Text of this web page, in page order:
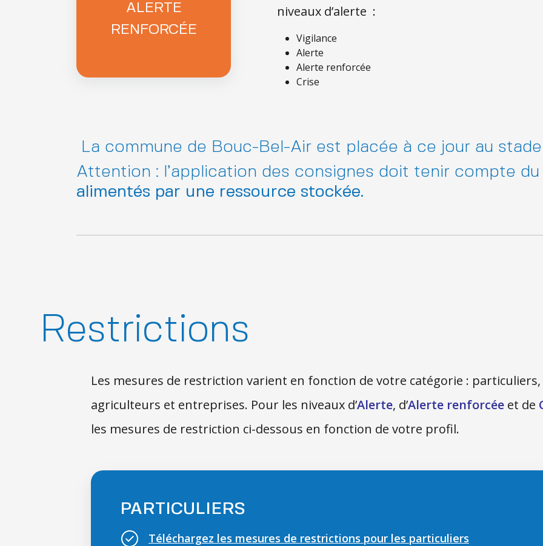
ALERTE
RENFORCÉE
niveaux d’alerte :
Vigilance
Alerte
Alerte renforcée
Crise
La commune de Bouc-Bel-Air est placée à ce jour au
Attention : l’application des consignes doit tenir compte
alimentés par une ressource stockée.
Restrictions
Les mesures de restriction varient en fonction de votre catégorie : particuliers,
agriculteurs et entreprises. Pour les niveaux d’Alerte, d’Alerte renforcée et de
les mesures de restriction ci-dessous en fonction de votre profil.
PARTICULIERS
Téléchargez les mesures de restrictions pour les particuliers